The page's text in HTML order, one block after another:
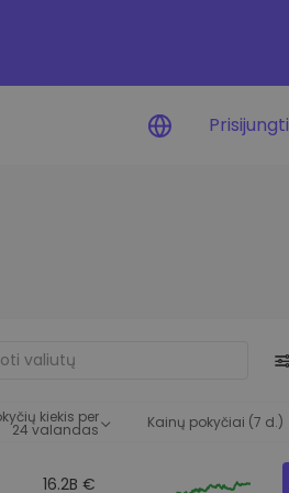
Prisijungti
kiekis per
24 valandas Kainų pokyčiai (7 d.)
16.2B €